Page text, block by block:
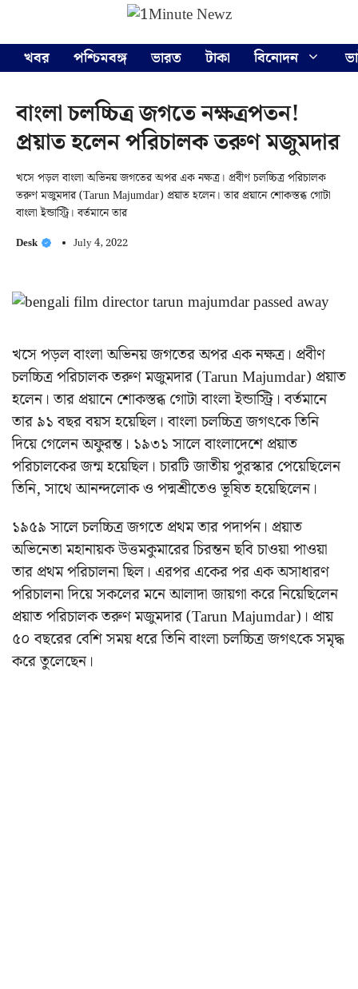
content
খবর
পশ্চিমবঙ্গ ভারত টাকা বিনোদন
বাংলা চলচ্চিত্র জগতে নক্ষত্রপতন!
প্রয়াত হলেন পরিচালক তরুণ মজুমদার
খসে পড়ল বাংলা অভিনয় জগতের অপর এক নক্ষত্র। প্রবীণ চলচ্চিত্র পরিচালক
তরুণ মজুমদার (Tarun Majumdar) প্রয়াত হলেন। তার প্রয়ানে শোকস্তব্ধ গোটা
বাংলা ইন্ডাস্ট্রি। বর্তমানে তার
Desk July 4, 2022
খসে পড়ল বাংলা অভিনয় জগতের অপর এক নক্ষত্র। প্রবীণ
চলচ্চিত্র পরিচালক তরুণ মজুমদার (Tarun Majumdar) প্রয়াত
হলেন। তার প্রয়ানে শোকস্তব্ধ গোটা বাংলা ইন্ডাস্ট্রি। বর্তমানে
তার ৯১ বছর বয়স হয়েছিল। বাংলা চলচ্চিত্র জগৎকে তিনি
দিয়ে গেলেন অফুরন্ত। ১৯৩১ সালে বাংলাদেশে প্রয়াত
পরিচালকের জন্ম হয়েছিল। চারটি জাতীয় পুরস্কার পেয়েছিলেন
তিনি, সাথে আনন্দলোক ও পদ্মশ্রীতেও ভূষিত হয়েছিলেন।
১৯৫৯ সালে চলচ্চিত্র জগতে প্রথম তার পদার্পন। প্রয়াত
অভিনেতা মহানায়ক উত্তমকুমারের চিরন্তন ছবি চাওয়া পাওয়া
তার প্রথম পরিচালনা ছিল। এরপর একের পর এক অসাধারণ
পরিচালনা দিয়ে সকলের মনে আলাদা জায়গা করে নিয়েছিলেন
প্রয়াত পরিচালক তরুণ মজুমদার (Tarun Majumdar)। প্রায়
৫০ বছরের বেশি সময় ধরে তিনি বাংলা চলচ্চিত্র জগৎকে সমৃদ্ধ
করে তুলেছেন।